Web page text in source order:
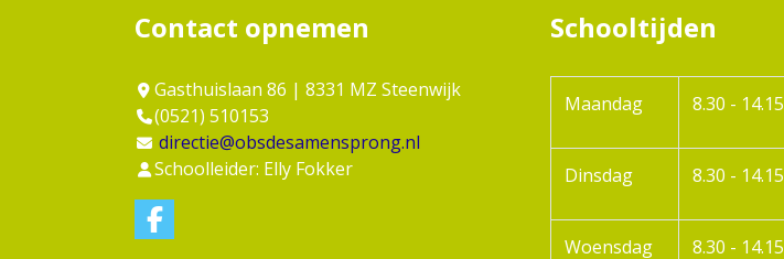
Contact opnemen
Gasthuislaan 86 | 8331 MZ Steenwijk
(0521) 510153
directie@obsdesamensprong.nl
Schoolleider: Elly Fokker
Schooltijden
Maandag 8.30 - 14.15
Dinsdag 8.30 - 14.15
Woensdag 8.30 - 14.15